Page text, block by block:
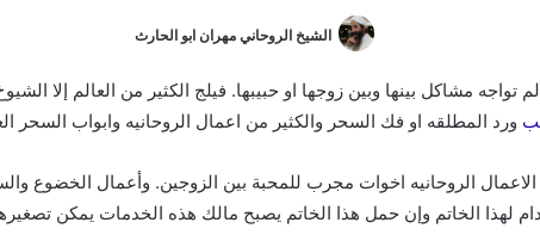
الشيخ الروحاني مهران ابو الحارث
مشاكل بينها وبين زوجها او حبيبها. فيلج الكثير من العالم إلا
ورد المطلقه او فك السحر والكثير من اعمال الروحانيه وابواب السحر
الروحانيه اخوات مجرب للمحبة بين الزوجين. وأعمال الخضوع
لهذا الخاتم وإن حمل هذا الخاتم يصبح مالك هذه الخدمات يمكن